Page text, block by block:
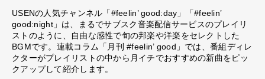
USENの人気チャンネル「#feelin’ good:day」「#feelin’
good:night」は、まるでサブスク音楽配信サービスのプレイリ
ストのように、自由な感性で旬の邦楽や洋楽をセレクトした
BGMです。連載コラム「月刊 #feelin’ good」では、番組ディレ
クターがプレイリストの中から月イチでおすすめの新曲をピッ
クアップして紹介します。